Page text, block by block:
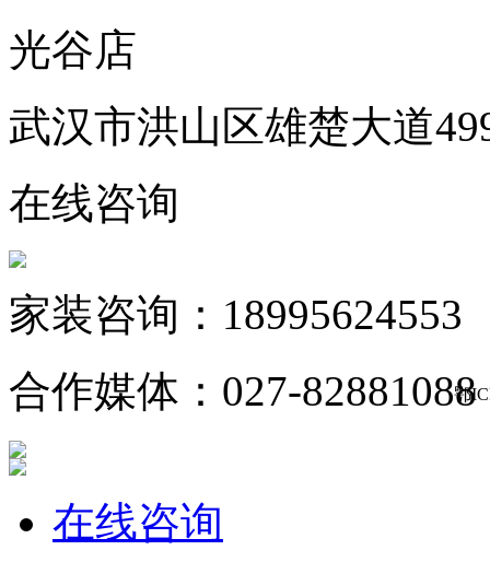
光谷店
武汉市洪山区雄楚大道
在线咨询
家装咨询：18995624553
合作媒体：027-82881088
鄂
在线咨询